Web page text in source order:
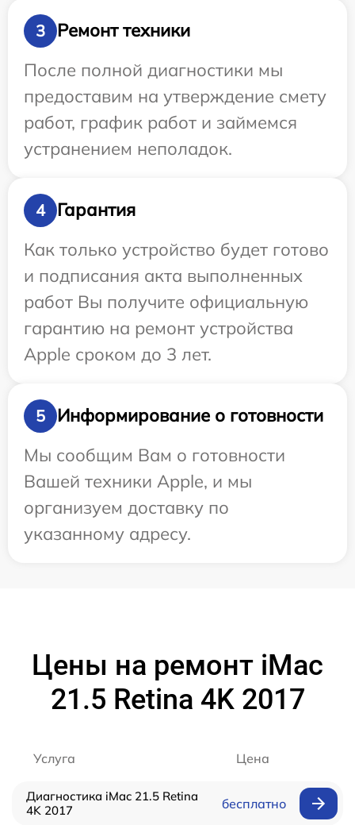
3
Ремонт техники
После полной диагностики мы
предоставим на утверждение смету
работ, график работ и займемся
устранением неполадок.
4
Гарантия
Как только устройство будет готово
и подписания акта выполненных
работ Вы получите официальную
гарантию на ремонт устройства
Apple сроком до 3 лет.
5
Информирование о готовности
Мы сообщим Вам о готовности
Вашей техники Apple, и мы
организуем доставку по
указанному адресу.
Цены на ремонт iMac
21.5 Retina 4K 2017
Услуга Цена
Диагностика iMac 21.5 Retina
4K 2017
бесплатно